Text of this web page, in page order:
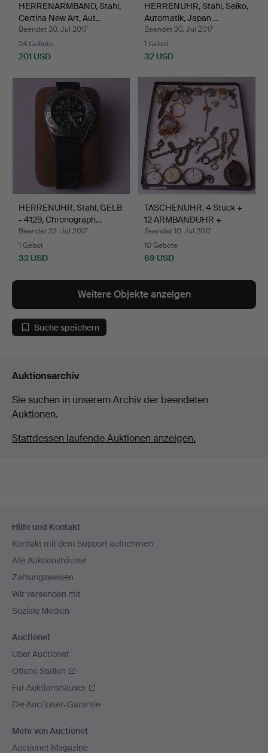
HERRENARMBAND, Stahl,
Certina New Art, Aut…
Beendet 30. Jul 2017
24 Gebote
201 USD
HERRENUHR, Stahl, Seiko,
Automatik, Japan …
Beendet 30. Jul 2017
1 Gebot
32 USD
HERRENUHR, Stahl, GELB
- 4129, Chronograph…
Beendet 23. Jul 2017
1 Gebot
32 USD
TASCHENUHR, 4 Stück +
12 ARMBANDUHR +
TASC…
Beendet 10. Jul 2017
10 Gebote
69 USD
Weitere Objekte anzeigen
Suche speichern
Auktionsarchiv
Sie suchen in unserem Archiv der beendeten
Auktionen.
Stattdessen laufende Auktionen anzeigen.
Navigation
Hilfe und Kontakt
Kontakt mit dem Support aufnehmen
Alle Auktionshäuser
Zahlungsweisen
Wir versenden mit
Soziale Medien
Auctionet
Über Auctionet
Offene Stellen
Für Auktionshäuser
Die Auctionet-Garantie
Mehr von Auctionet
Auctionet Magazine